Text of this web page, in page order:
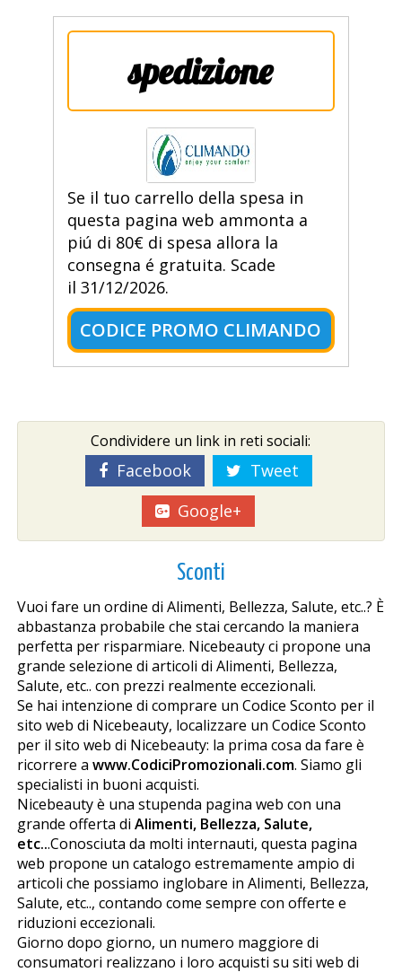
spedizione
Se il tuo carrello della spesa in
questa pagina web ammonta a
piú di 80€ di spesa allora la
consegna é gratuita. Scade
il 31/12/2026.
CODICE PROMO CLIMANDO
Condividere un link in reti sociali:
Facebook
Tweet
Google+
Sconti
Vuoi fare un ordine di Alimenti, Bellezza, Salute, etc..? È
abbastanza probabile che stai cercando la maniera
perfetta per risparmiare. Nicebeauty ci propone una
grande selezione di articoli di Alimenti, Bellezza,
Salute, etc.. con prezzi realmente eccezionali.
Se hai intenzione di comprare un Codice Sconto per il
sito web di Nicebeauty, localizzare un Codice Sconto
per il sito web di Nicebeauty: la prima cosa da fare è
ricorrere a www.CodiciPromozionali.com. Siamo gli
specialisti in buoni acquisti.
Nicebeauty è una stupenda pagina web con una
grande offerta di Alimenti, Bellezza, Salute,
etc...Conosciuta da molti internauti, questa pagina
web propone un catalogo estremamente ampio di
articoli che possiamo inglobare in Alimenti, Bellezza,
Salute, etc.., contando come sempre con offerte e
riduzioni eccezionali.
Giorno dopo giorno, un numero maggiore di
consumatori realizzano i loro acquisti su siti web di